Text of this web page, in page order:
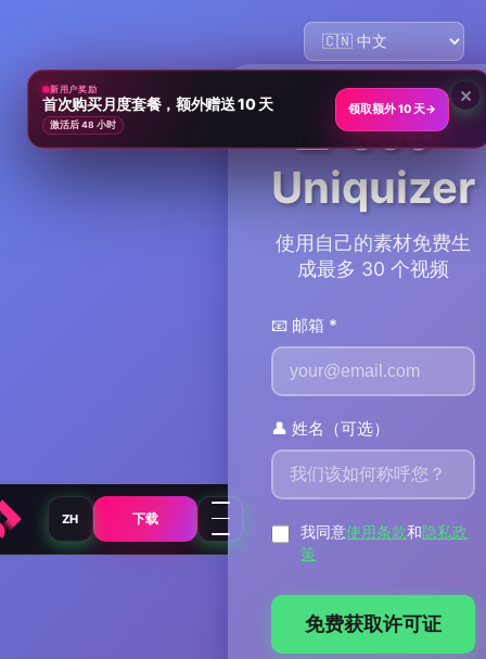
ZH 下载
🎁360°
Uniquizer
使用自己的素材免费生
成最多 30 个视频
📧 邮箱 *
👤 姓名（可选）
我同意使用条款和隐私政
策
免费获取许可证
新用户奖励
首次购买月度套餐，额外赠送 10 天
激活后 48 小时
领取额外 10 天→
×